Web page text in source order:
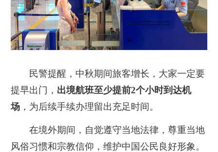
民警提醒，中秋期间旅客增长，大家一定要
提早出门， 出境航班至少提前2个小时到达机
场 ，为后续手续办理留出充足时间。
在境外期间，自觉遵守当地法律，尊重当地
风俗习惯和宗教信仰，维护中国公民良好形象。